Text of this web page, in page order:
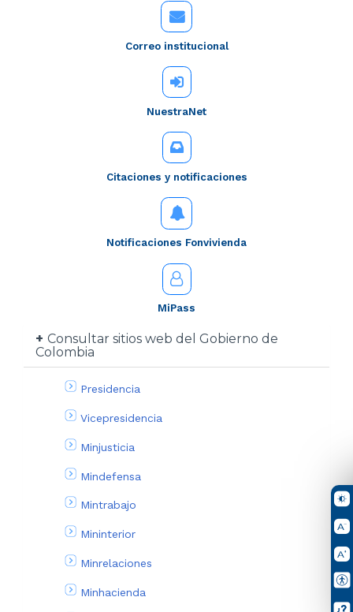
Correo institucional
NuestraNet
Citaciones y notificaciones
Notificaciones Fonvivienda
MiPass
Consultar sitios web del Gobierno de
Colombia
Presidencia
Vicepresidencia
Minjusticia
Mindefensa
Mintrabajo
Mininterior
Minrelaciones
Minhacienda